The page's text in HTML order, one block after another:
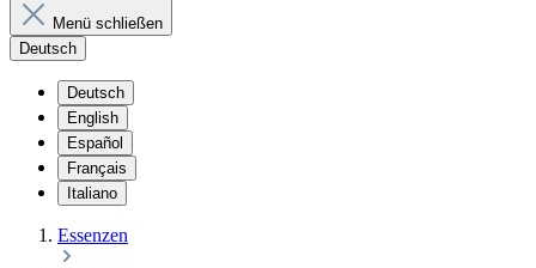
Menü schließen
Deutsch
Deutsch
English
Español
Français
Italiano
Essenzen